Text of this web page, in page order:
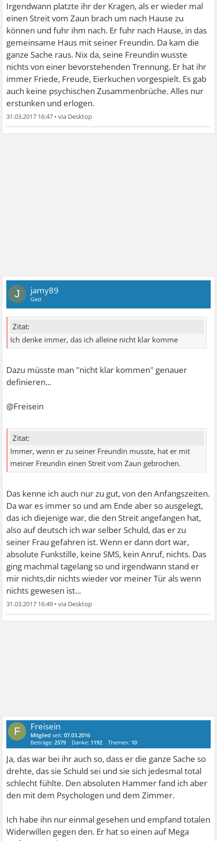
Irgendwann platzte ihr der Kragen, als er wieder mal
einen Streit vom Zaun brach um nach Hause zu
können und fuhr ihm nach. Er fuhr nach Hause, in das
gemeinsame Haus mit seiner Freundin. Da kam die
ganze Sache raus. Nix da, seine Freundin wusste
nichts von einer bevorstehenden Trennung. Er hat ihr
immer Friede, Freude, Eierkuchen vorgespielt. Es gab
auch keine psychischen Zusammenbrüche. Alles nur
erstunken und erlogen.
31.03.2017 16:47 •
J jamy89
Gast
Zitat:
Ich denke immer, das ich alleine nicht klar komme
Dazu müsste man "nicht klar kommen" genauer
definieren...
@Freisein
Zitat:
Immer, wenn er zu seiner Freundin musste, hat er mit
meiner Freundin einen Streit vom Zaun gebrochen.
Das kenne ich auch nur zu gut, von den Anfangszeiten.
Da war es immer so und am Ende aber so ausgelegt,
das ich diejenige war, die den Streit angefangen hat,
also auf deutsch ich war selber Schuld, das er zu
seiner Frau gefahren ist. Wenn er dann dort war,
absolute Funkstille, keine SMS, kein Anruf, nichts. Das
ging machmal tagelang so und irgendwann stand er
mir nichts,dir nichts wieder vor meiner Tür als wenn
nichts gewesen ist...
31.03.2017 16:49 •
F Freisein
Mitglied seit:07.03.2016
Beiträge:2579 Danke: 1192 Themen: 10
Ja, das war bei ihr auch so, dass er die ganze Sache so
drehte, das sie Schuld sei und sie sich jedesmal total
schlecht fühlte. Den absoluten Hammer fand ich aber
den mit dem Psychologen und dem Zimmer.
Ich habe ihn nur einmal gesehen und empfand totalen
Widerwillen gegen den. Er hat so einen auf Mega